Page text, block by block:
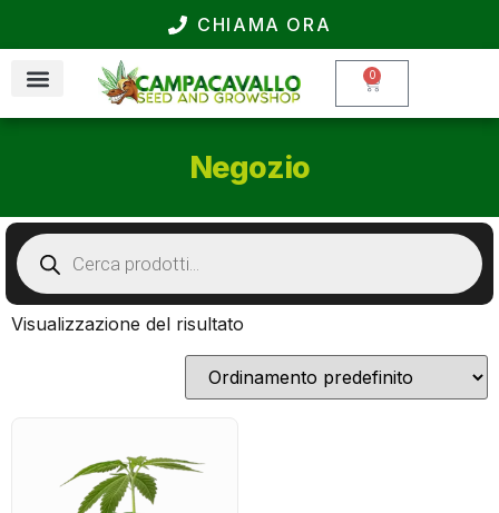
CHIAMA ORA
0
Negozio
Visualizzazione del risultato